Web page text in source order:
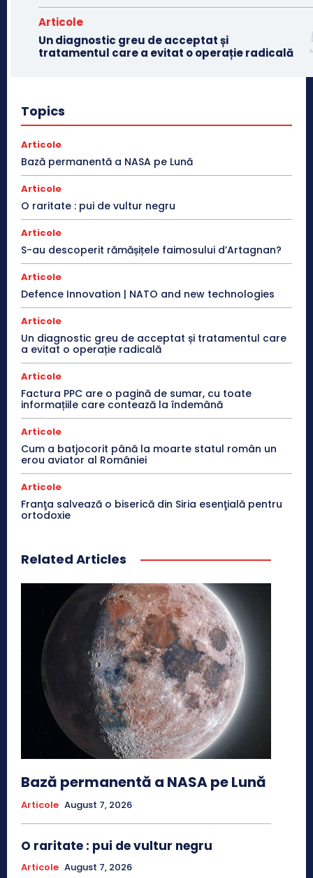
Articole
Un diagnostic greu de acceptat și
tratamentul care a evitat o operație radicală
Topics
Articole
Bază permanentă a NASA pe Lună
Articole
O raritate : pui de vultur negru
Articole
S-au descoperit rămășițele faimosului d’Artagnan?
Articole
Defence Innovation | NATO and new technologies
Articole
Un diagnostic greu de acceptat și tratamentul care
a evitat o operație radicală
Articole
Factura PPC are o pagină de sumar, cu toate
informațiile care contează la îndemână
Articole
Cum a batjocorit până la moarte statul român un
erou aviator al României
Articole
Franţa salvează o biserică din Siria esenţială pentru
ortodoxie
Related Articles
Bază permanentă a NASA pe Lună
Articole August 7, 2026
O raritate : pui de vultur negru
Articole August 7, 2026